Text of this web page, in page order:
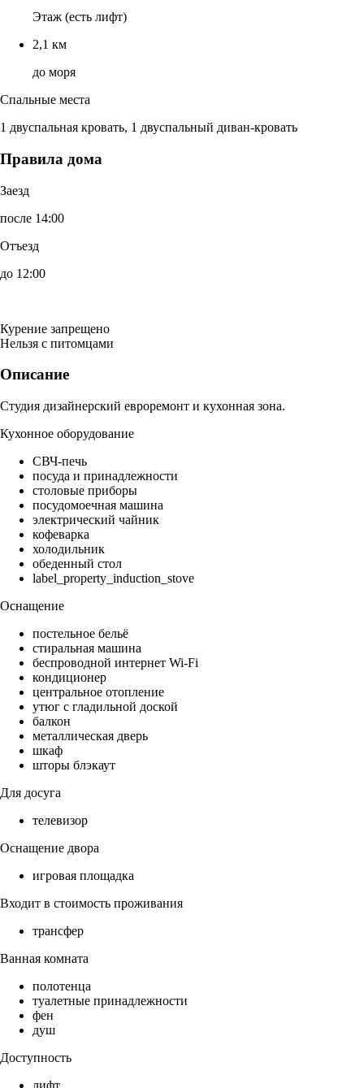
Этаж (есть лифт)
2,1 км
до моря
Спальные места
1 двуспальная кровать, 1 двуспальный диван-кровать
Правила дома
Заезд
после 14:00
Отъезд
до 12:00
Курение запрещено
Нельзя с питомцами
Описание
Студия дизайнерский евроремонт и кухонная зона.
Кухонное оборудование
СВЧ-печь
посуда и принадлежности
столовые приборы
посудомоечная машина
электрический чайник
кофеварка
холодильник
обеденный стол
label_property_induction_stove
Оснащение
постельное бельё
стиральная машина
беспроводной интернет Wi-Fi
кондиционер
центральное отопление
утюг с гладильной доской
балкон
металлическая дверь
шкаф
шторы блэкаут
Для досуга
телевизор
Оснащение двора
игровая площадка
Входит в стоимость проживания
трансфер
Ванная комната
полотенца
туалетные принадлежности
фен
душ
Доступность
лифт